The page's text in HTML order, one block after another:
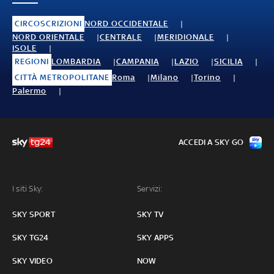
CIRCOSCRIZIONI NORD OCCIDENTALE
NORD ORIENTALE
CENTRALE
MERIDIONALE
ISOLE
REGIONI LOMBARDIA CAMPANIA LAZIO
SICILIA
CITTÀ METROPOLITANE Roma Milano
Torino
Palermo
I siti Sky:
SKY SPORT
SKY TG24
SKY VIDEO
Servizi:
SKY TV
SKY APPS
NOW
ACCEDI A SKY GO